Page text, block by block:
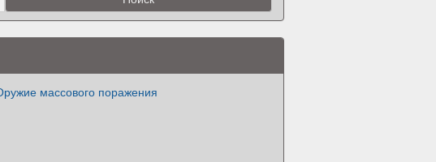
массового поражения